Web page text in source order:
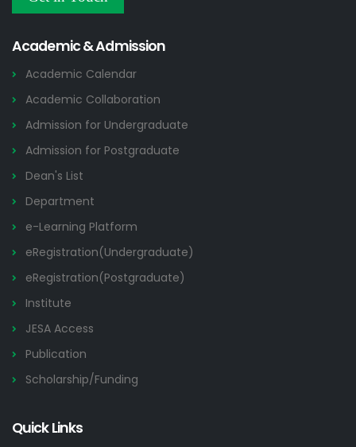
2026
Academic & Admission
Academic Calendar
Academic Collaboration
Admission for Undergraduate
Admission for Postgraduate
Dean's List
Department
e-Learning Platform
eRegistration(Undergraduate)
eRegistration(Postgraduate)
Institute
JESA Access
Publication
Scholarship/Funding
Quick Links